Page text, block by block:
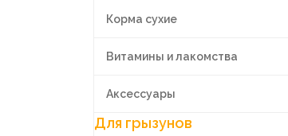
Корма сухие
Витамины и лакомства
Аксессуары
Для грызунов